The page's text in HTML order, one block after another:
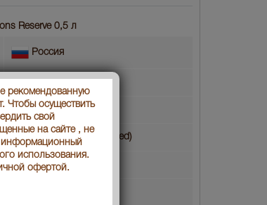
Reserve 0,5 л
Россия
0.5 л
40
Купажированный (Blended)
3
рекомендованную
Чтобы осуществить
свой
на сайте , не
информационный
использования.
офертой.